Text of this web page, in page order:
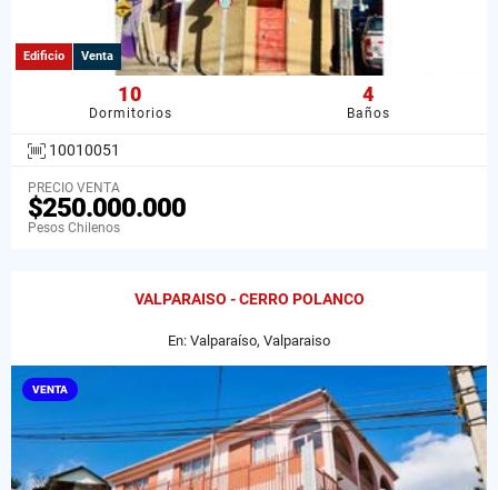
Edificio Venta
10
Dormitorios
4
Baños
10010051
PRECIO VENTA
$250.000.000
Pesos Chilenos
VALPARAISO - CERRO POLANCO
En: Valparaíso, Valparaiso
VENTA